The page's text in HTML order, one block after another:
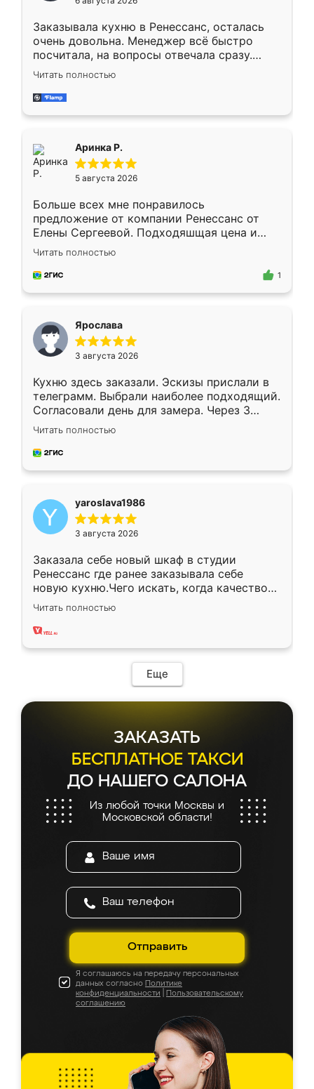
мебели буду заказывать только здесь.
Заказывала кухню в Ренессанс, осталась
очень довольна. Менеджер всё быстро
посчитала, на вопросы отвечала сразу.
Замерщик приехал в субботу, подошёл к
делу со всей ответственностью. Собрали
за день, ребята работали аккуратно, даже
Читать полностью
Аринка Р.
5 августа 2026
Больше всех мне понравилось
предложение от компании Ренессанс от
Елены Сергеевой. Подходяшщая цена и
короткие сроки изготовления. Приехавший
для замера сотрудник Владислав
предложил по моему эскизу самый
Читать полностью
1
Ярослава
3 августа 2026
Кухню здесь заказали. Эскизы прислали в
телеграмм. Выбрали наиболее подходящий.
Согласовали день для замера. Через 3
недели кухня была уже готова. Остались
довольны работой. Спасибо Ренессанс
мебель за качественную работу!
Читать полностью
yaroslava1986
3 августа 2026
Заказала себе новый шкаф в студии
Ренессанс где ранее заказывала себе
новую кухню.Чего искать, когда качеством
вполне довольна. Служит кухня уже почти
два года, нареканий нет.
Читать полностью
Еще
ЗАКАЗАТЬ
БЕСПЛАТНОЕ ТАКСИ
ДО НАШЕГО САЛОНА
Из любой точки Москвы и
Московской области!
Отправить
Я соглашаюсь на передачу персональных
данных согласно Политике
конфиденциальности
Пользовательскому
соглашению